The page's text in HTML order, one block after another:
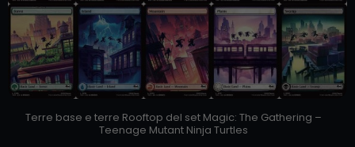
Terre base e terre Rooftop del set Magic: The Gathering –
Teenage Mutant Ninja Turtles